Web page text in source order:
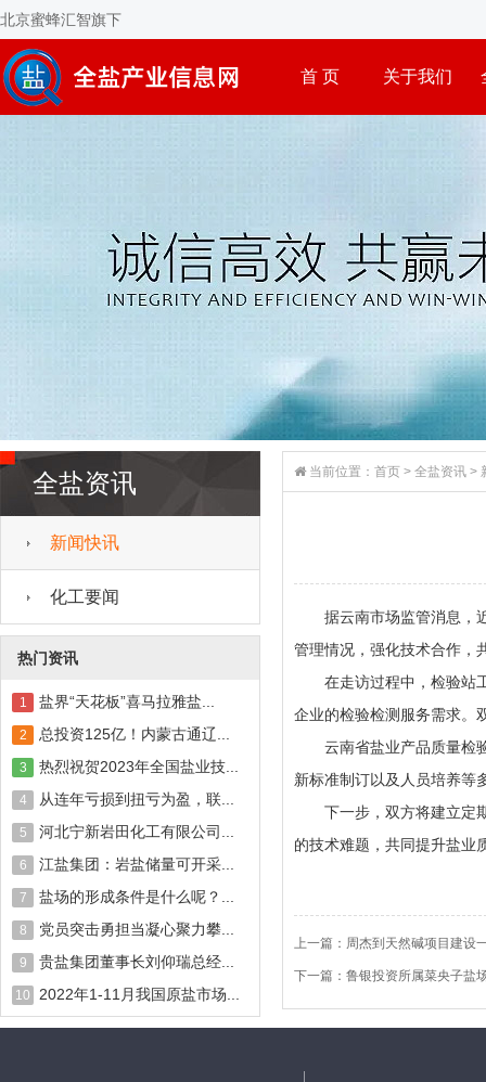
北京蜜蜂汇智旗下
首 页 关于我们
全盐资讯
新闻快讯
化工要闻
热门资讯
1 盐界“天花板”喜马拉雅盐...
2 总投资125亿！内蒙古通辽...
3 热烈祝贺2023年全国盐业技...
4 从连年亏损到扭亏为盈，联...
5 河北宁新岩田化工有限公司...
6 江盐集团：岩盐储量可开采...
7 盐场的形成条件是什么呢？...
8 党员突击勇担当凝心聚力攀...
9 贵盐集团董事长刘仰瑞总经...
10 2022年1-11月我国原盐市场...
当前位置： 首页 > 全盐资讯 >
据云南市场监管消息，近
管理情况，强化技术合作，
在走访过程中，检验站工
企业的检验检测服务需求。
云南省盐业产品质量检验
新标准制订以及人员培养等
下一步，双方将建立定期
的技术难题，共同提升盐业
上一篇： 周杰到天然碱项目建设
下一篇： 鲁银投资所属菜央子盐